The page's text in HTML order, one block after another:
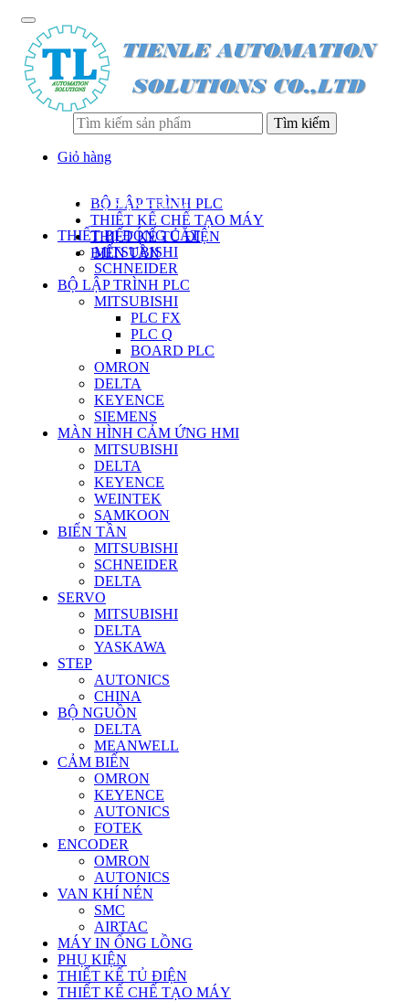
Tìm kiếm
Giỏ hàng
BỘ LẬP TRÌNH PLC
THIẾT KẾ CHẾ TẠO MÁY
THIẾT KẾ TỦ ĐIỆN
BIẾN TẦN
DANH SÁCH SẢN PHẨM
THIẾT BỊ ĐÓNG CẮT
MITSUBISHI
SCHNEIDER
BỘ LẬP TRÌNH PLC
MITSUBISHI
PLC FX
PLC Q
BOARD PLC
OMRON
DELTA
KEYENCE
SIEMENS
MÀN HÌNH CẢM ỨNG HMI
MITSUBISHI
DELTA
KEYENCE
WEINTEK
SAMKOON
BIẾN TẦN
MITSUBISHI
SCHNEIDER
DELTA
SERVO
MITSUBISHI
DELTA
YASKAWA
STEP
AUTONICS
CHINA
BỘ NGUỒN
DELTA
MEANWELL
CẢM BIẾN
OMRON
KEYENCE
AUTONICS
FOTEK
ENCODER
OMRON
AUTONICS
VAN KHÍ NÉN
SMC
AIRTAC
MÁY IN ỐNG LỒNG
PHỤ KIỆN
THIẾT KẾ TỦ ĐIỆN
THIẾT KẾ CHẾ TẠO MÁY